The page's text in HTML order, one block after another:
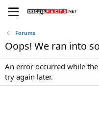
Forums
Oops! We ran into
An error occurred while
try again later.